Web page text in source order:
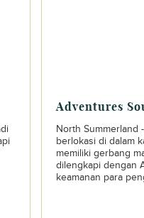
Adventures
North Summerland
berlokasi di dalam
memiliki gerbang
dilengkapi dengan
keamanan para